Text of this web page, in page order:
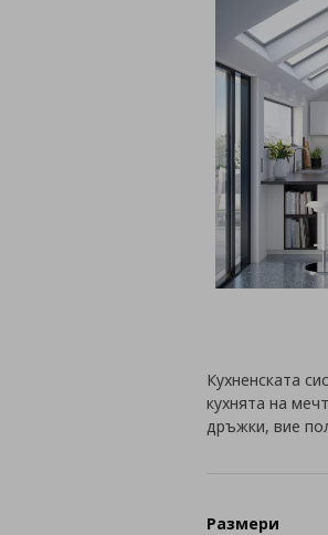
Кухненската
кухнята на
дръжки, вие
Размери